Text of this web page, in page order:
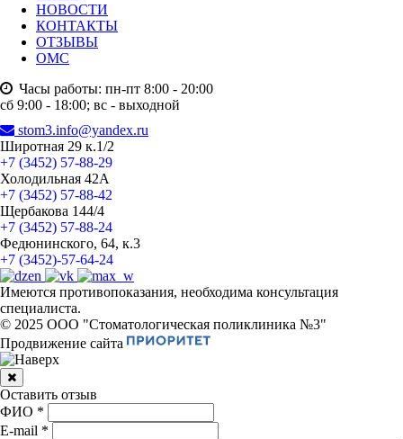
НОВОСТИ
КОНТАКТЫ
ОТЗЫВЫ
ОМС
Часы работы: пн-пт 8:00 - 20:00
сб 9:00 - 18:00; вс - выходной
stom3.info@yandex.ru
Широтная 29 к.1/2
+7 (3452) 57-88-29
Холодильная 42А
+7 (3452) 57-88-42
Щербакова 144/4
+7 (3452) 57-88-24
Федюнинского, 64, к.3
+7 (3452)-57-64-24
Имеются противопоказания, необходима консультация
специалиста.
© 2025 ООО "Стоматологическая поликлиника №3"
Продвижение сайта
Оставить отзыв
ФИО *
E-mail *